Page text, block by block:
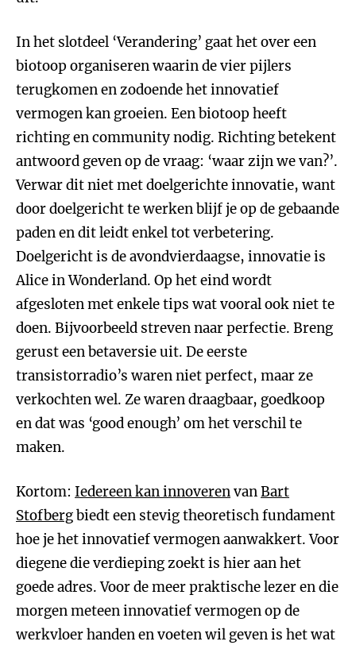
In het slotdeel ‘Verandering’ gaat het over een
biotoop organiseren waarin de vier pijlers
terugkomen en zodoende het innovatief
vermogen kan groeien. Een biotoop heeft
richting en community nodig. Richting betekent
antwoord geven op de vraag: ‘waar zijn we van?’.
Verwar dit niet met doelgerichte innovatie, want
door doelgericht te werken blijf je op de gebaande
paden en dit leidt enkel tot verbetering.
Doelgericht is de avondvierdaagse, innovatie is
Alice in Wonderland. Op het eind wordt
afgesloten met enkele tips wat vooral ook niet te
doen. Bijvoorbeeld streven naar perfectie. Breng
gerust een betaversie uit. De eerste
transistorradio’s waren niet perfect, maar ze
verkochten wel. Ze waren draagbaar, goedkoop
en dat was ‘good enough’ om het verschil te
maken.
Kortom: Iedereen kan innoverenvanBart
Stofbergbiedt een stevig theoretisch fundament
hoe je het innovatief vermogen aanwakkert. Voor
diegene die verdieping zoekt is hier aan het
goede adres. Voor de meer praktische lezer en die
morgen meteen innovatief vermogen op de
werkvloer handen en voeten wil geven is het wat